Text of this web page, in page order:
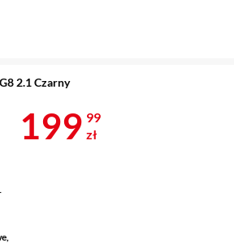
2.1 Czarny
Cena 199,99
199 99
zł